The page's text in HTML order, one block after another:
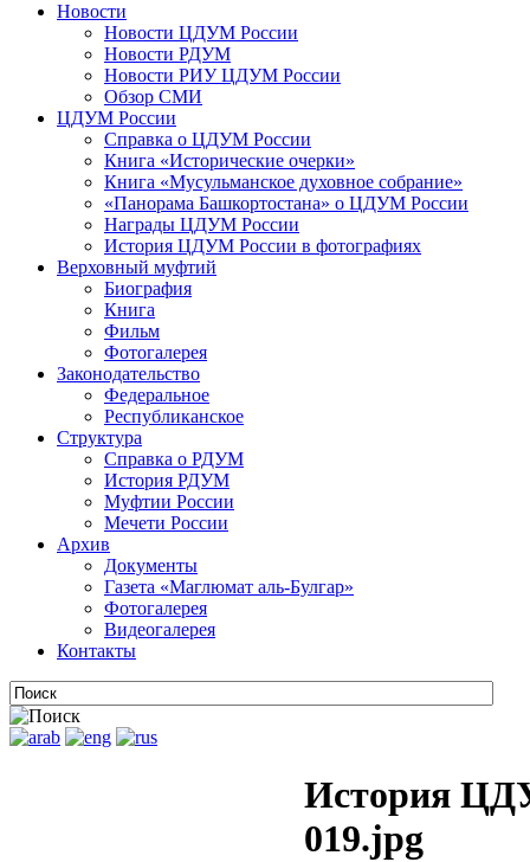
Новости
Новости ЦДУМ России
Новости РДУМ
Новости РИУ ЦДУМ России
Обзор СМИ
ЦДУМ России
Справка о ЦДУМ России
Книга «Исторические очерки»
Книга «Мусульманское духовное собрание»
«Панорама Башкортостана» о ЦДУМ России
Награды ЦДУМ России
История ЦДУМ России в фотографиях
Верховный муфтий
Биография
Книга
Фильм
Фотогалерея
Законодательство
Федеральное
Республиканское
Структура
Справка о РДУМ
История РДУМ
Муфтии России
Мечети России
Архив
Документы
Газета «Маглюмат аль-Булгар»
Фотогалерея
Видеогалерея
Контакты
История
019.jpg